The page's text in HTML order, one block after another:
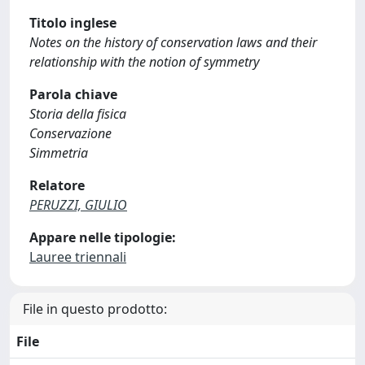
Titolo inglese
Notes on the history of conservation laws and their
relationship with the notion of symmetry
Parola chiave
Storia della fisica
Conservazione
Simmetria
Relatore
PERUZZI, GIULIO
Appare nelle tipologie:
Lauree triennali
File in questo prodotto:
File